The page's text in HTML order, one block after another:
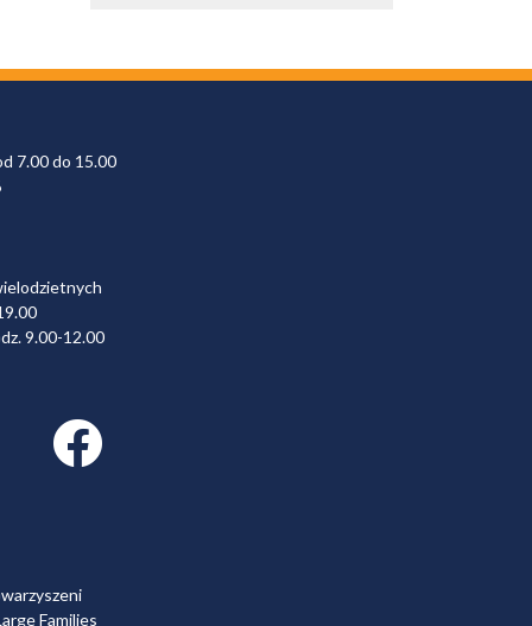
7.00 do 15.00
9.00-12.00
Facebook link
Families